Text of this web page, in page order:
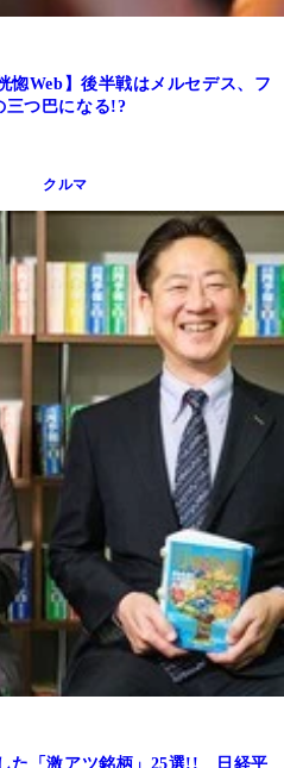
惚Web】後半戦はメルセデス、フ
三つ巴になる!?
クルマ
た「激アツ銘柄」25選!! 日経平